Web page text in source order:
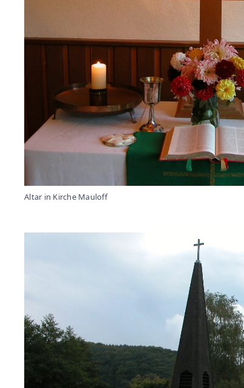
Altar in Kirche Mauloff